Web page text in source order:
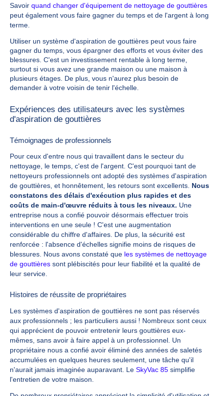
Savoir quand changer d'équipement de nettoyage de gouttières
peut également vous faire gagner du temps et de l'argent à long
terme.
Utiliser un système d'aspiration de gouttières peut vous faire
gagner du temps, vous épargner des efforts et vous éviter des
blessures. C'est un investissement rentable à long terme,
surtout si vous avez une grande maison ou une maison à
plusieurs étages. De plus, vous n'aurez plus besoin de
demander à votre voisin de tenir l'échelle.
Expériences des utilisateurs avec les systèmes
d'aspiration de gouttières
Témoignages de professionnels
Pour ceux d'entre nous qui travaillent dans le secteur du
nettoyage, le temps, c'est de l'argent. C'est pourquoi tant de
nettoyeurs professionnels ont adopté des systèmes d'aspiration
de gouttières, et honnêtement, les retours sont excellents. Nous
constatons des délais d'exécution plus rapides et des
coûts de main-d'œuvre réduits à tous les niveaux. Une
entreprise nous a confié pouvoir désormais effectuer trois
interventions en une seule ! C'est une augmentation
considérable du chiffre d'affaires. De plus, la sécurité est
renforcée : l'absence d'échelles signifie moins de risques de
blessures. Nous avons constaté que les systèmes de nettoyage
de gouttières sont plébiscités pour leur fiabilité et la qualité de
leur service.
Histoires de réussite de propriétaires
Les systèmes d'aspiration de gouttières ne sont pas réservés
aux professionnels ; les particuliers aussi ! Nombreux sont ceux
qui apprécient de pouvoir entretenir leurs gouttières eux-
mêmes, sans avoir à faire appel à un professionnel. Un
propriétaire nous a confié avoir éliminé des années de saletés
accumulées en quelques heures seulement, une tâche qu'il
n'aurait jamais imaginée auparavant. Le SkyVac 85 simplifie
l'entretien de votre maison.